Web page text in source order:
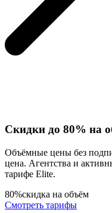
Скидки до 80% на
Объёмные цены без
цена. Агентства и
тарифе Elite.
80%скидка на объём
Смотреть тарифы